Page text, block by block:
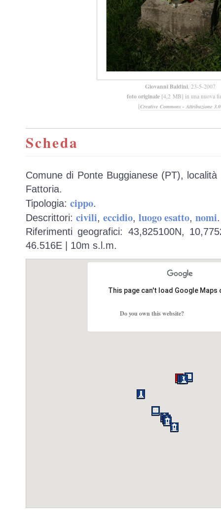
Giovanni Baldini, 23-5-2007
foto originale [4,2 MB] in una nuova
[Creative Commons - Attribuzione 3.0
Scheda
Comune di Ponte Buggianese (PT),
Fattoria.
Tipologia: cippo.
Descrittori: civili, eccidio, luogo esatto, nomi.
Riferimenti geografici: 43,825100N,
46.516E | 10m s.l.m.
This page can't load Google
Do you own this website?